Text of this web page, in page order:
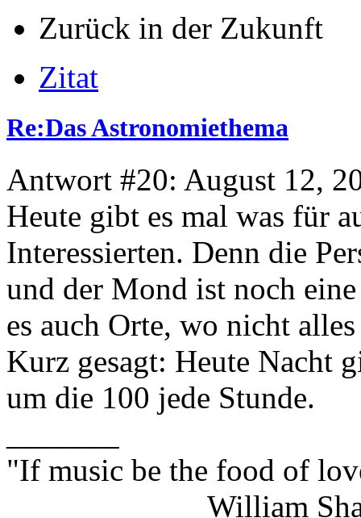
Zurück in der Zukunft
Zitat
Re:Das Astronomiethema
Antwort #20: August 12,
Heute gibt es mal was für
Interessierten. Denn die
und der Mond ist noch
es auch Orte, wo nicht
Kurz gesagt: Heute Nacht
um die 100 jede Stunde.
"If music be the food of
William